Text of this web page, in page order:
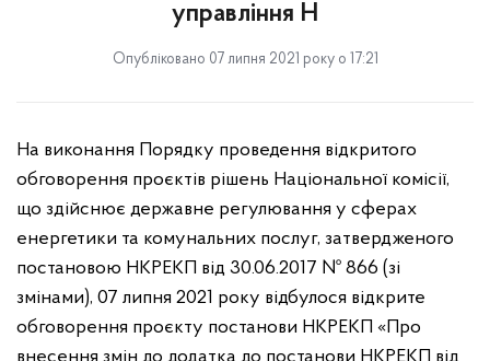
управління Н
Опубліковано 07 липня 2021 року о 17:21
На виконання Порядку проведення відкритого
обговорення проєктів рішень Національної комісії,
що здійснює державне регулювання у сферах
енергетики та комунальних послуг, затвердженого
постановою НКРЕКП від 30.06.2017 № 866 (зі
змінами), 07 липня 2021 року відбулося відкрите
обговорення проєкту постанови НКРЕКП «Про